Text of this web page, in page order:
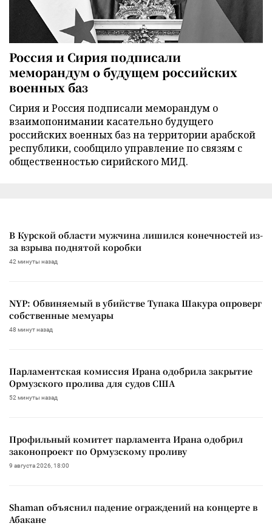
Россия и Сирия подписали
меморандум о будущем российских
военных баз
Сирия и Россия подписали меморандум о
взаимопонимании касательно будущего
российских военных баз на территории арабской
республики, сообщило управление по связям с
общественностью сирийского МИД.
В Курской области мужчина лишился конечностей из-
за взрыва поднятой коробки
42 минуты назад
NYP: Обвиняемый в убийстве Тупака Шакура опроверг
собственные мемуары
48 минут назад
Парламентская комиссия Ирана одобрила закрытие
Ормузского пролива для судов США
52 минуты назад
Профильный комитет парламента Ирана одобрил
законопроект по Ормузскому проливу
9 августа 2026, 18:00
Shaman объяснил падение ограждений на концерте в
Абакане